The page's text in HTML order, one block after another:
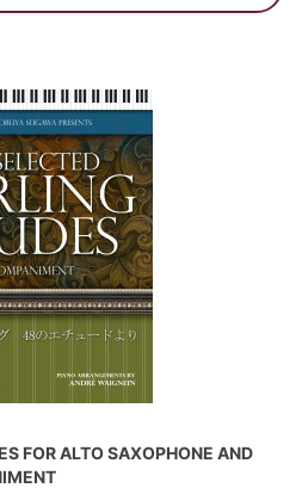
FOR ALTO SAXOPHONE AND